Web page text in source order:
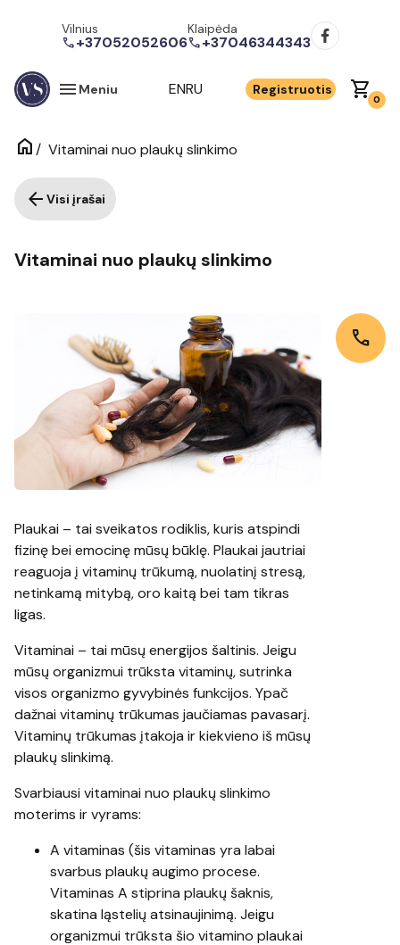
Vilnius
call+37052052606
Klaipėda
call+37046344343
menu Meniu ENRU Registruotis shopping_cart0
home/ Vitaminai nuo plaukų slinkimo
arrow_back Visi įrašai
Vitaminai nuo plaukų slinkimo
Plaukai – tai sveikatos rodiklis, kuris atspindi
fizinę bei emocinę mūsų būklę. Plaukai jautriai
reaguoja į vitaminų trūkumą, nuolatinį stresą,
netinkamą mitybą, oro kaitą bei tam tikras
ligas.
Vitaminai – tai mūsų energijos šaltinis. Jeigu
mūsų organizmui trūksta vitaminų, sutrinka
visos organizmo gyvybinės funkcijos. Ypač
dažnai vitaminų trūkumas jaučiamas pavasarį.
Vitaminų trūkumas įtakoja ir kiekvieno iš mūsų
plaukų slinkimą.
Svarbiausi vitaminai nuo plaukų slinkimo
moterims ir vyrams:
A vitaminas (šis vitaminas yra labai
svarbus plaukų augimo procese.
Vitaminas A stiprina plaukų šaknis,
skatina ląstelių atsinaujinimą. Jeigu
organizmui trūksta šio vitamino plaukai
call